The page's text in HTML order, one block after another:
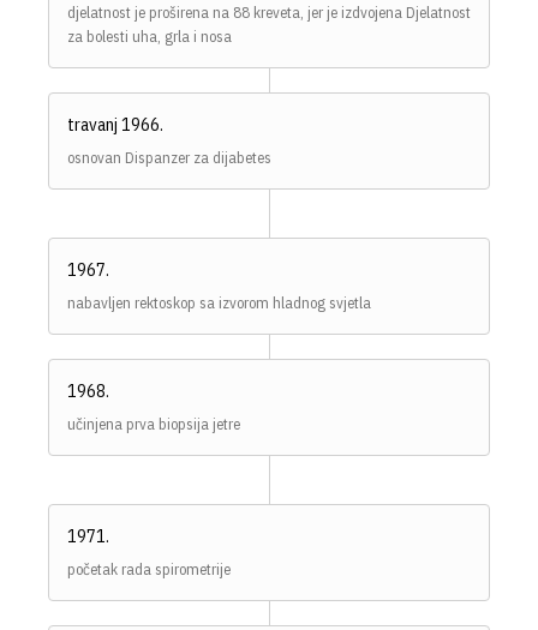
djelatnost je proširena na 88 kreveta, jer je izdvojena Djelatnost
za bolesti uha, grla i nosa
travanj 1966.
osnovan Dispanzer za dijabetes
1967.
nabavljen rektoskop sa izvorom hladnog svjetla
1968.
učinjena prva biopsija jetre
1971.
početak rada spirometrije